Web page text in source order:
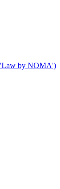
'Law by NOMA')